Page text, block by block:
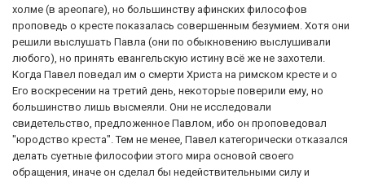
холме (в ареопаге), но большинству афинских философов
проповедь о кресте показалась совершенным безумием. Хотя они
решили выслушать Павла (они по обыкновению выслушивали
любого), но принять евангельскую истину всё же не захотели.
Когда Павел поведал им о смерти Христа на римском кресте и о
Его воскресении на третий день, некоторые поверили ему, но
большинство лишь высмеяли. Они не исследовали
свидетельство, предложенное Павлом, ибо он проповедовал
"юродство креста". Тем не менее, Павел категорически отказался
делать суетные философии этого мира основой своего
обращения, иначе он сделал бы недействительными силу и